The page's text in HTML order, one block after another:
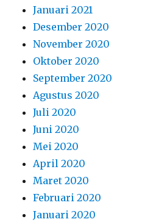
Januari 2021
Desember 2020
November 2020
Oktober 2020
September 2020
Agustus 2020
Juli 2020
Juni 2020
Mei 2020
April 2020
Maret 2020
Februari 2020
Januari 2020